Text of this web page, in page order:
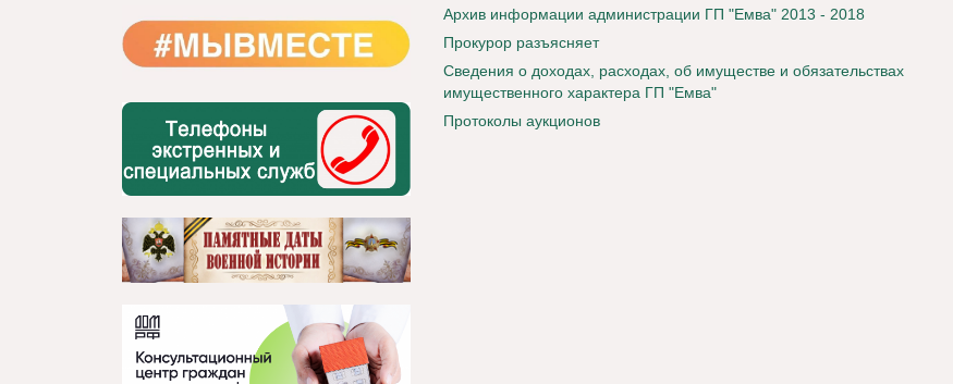
Архив информации администрации ГП "Емва" 2013 - 2018
Прокурор разъясняет
Сведения о доходах, расходах, об имуществе и обязательствах
имущественного характера ГП "Емва"
Протоколы аукционов